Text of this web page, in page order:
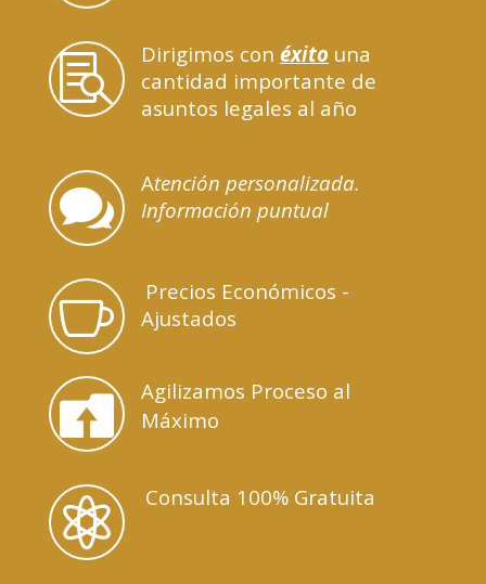
 Dirigimos con éxito una
cantidad importante de
asuntos legales al año
 Atención personalizada.
Información puntual

Precios Económicos -
Ajustados

Agilizamos Proceso al
Máximo
 Consulta 100% Gratuita